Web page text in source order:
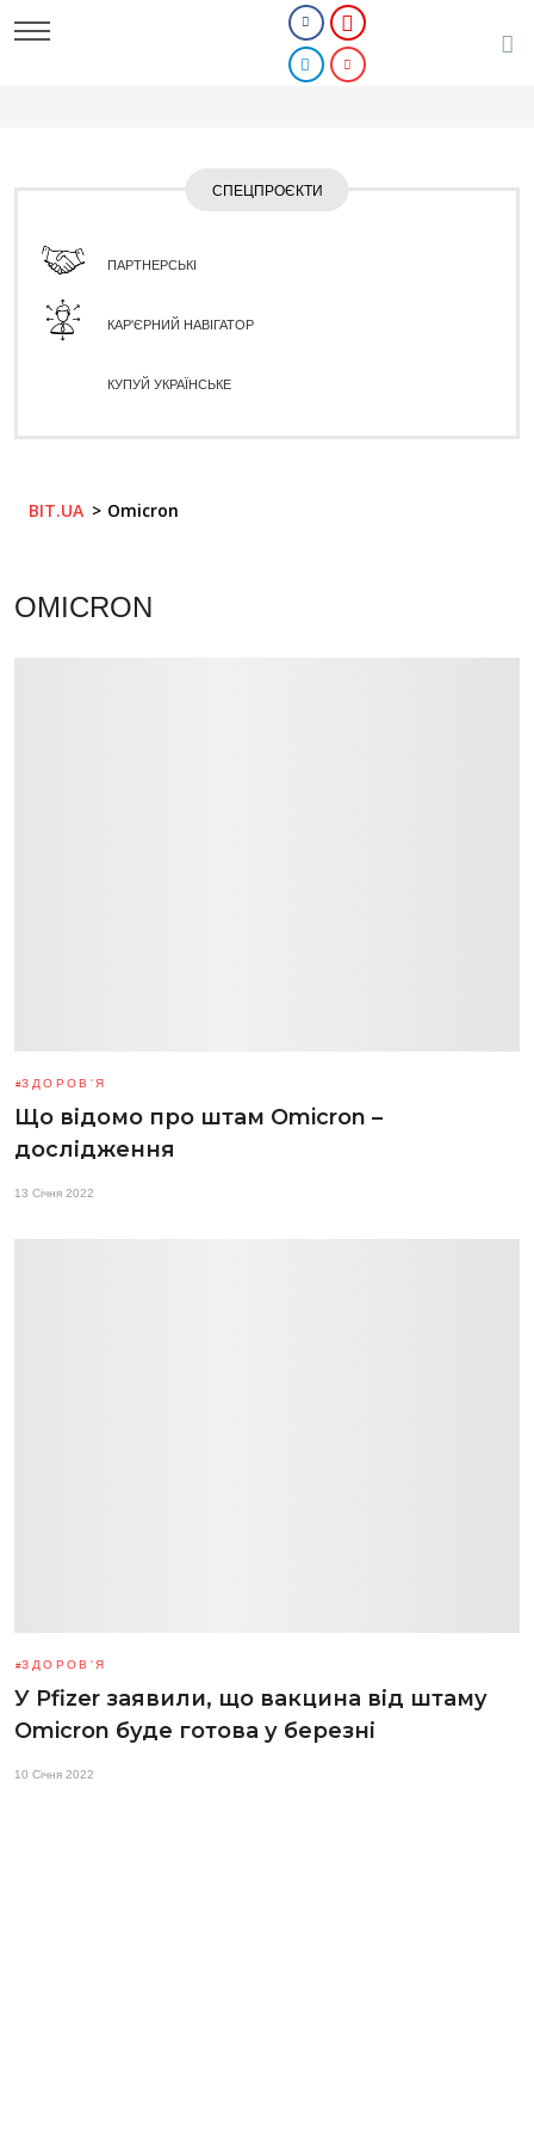
СПЕЦПРОЄКТИ
ПАРТНЕРСЬКІ
КАР'ЄРНИЙ НАВІГАТОР
КУПУЙ УКРАЇНСЬКЕ
BIT.UA Omicron
OMICRON
ЗДОРОВ'Я
Що відомо про штам Omicron –
дослідження
13 Січня 2022
ЗДОРОВ'Я
У Pfizer заявили, що вакцина від штаму
Omicron буде готова у березні
10 Січня 2022